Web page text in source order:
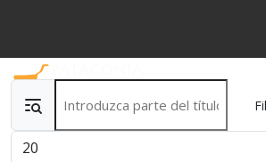
Cantidad